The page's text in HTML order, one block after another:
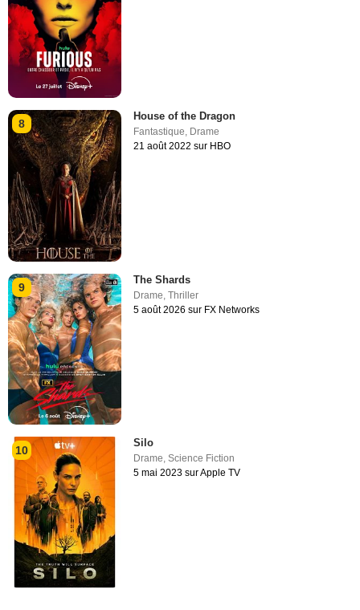
8
House of the Dragon
Fantastique, Drame
21 août 2022 sur HBO
9
The Shards
Drame ,Thriller
5 août 2026 sur FX Networks
10
Silo
Drame,Science Fiction
5 mai 2023 sur Apple TV